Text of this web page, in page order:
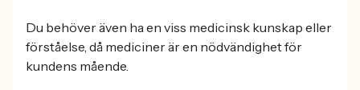
Du behöver även ha en viss medicinsk kunskap eller
förståelse, då mediciner är en nödvändighet för
kundens mående.